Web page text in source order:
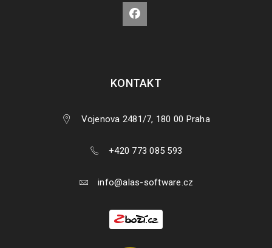
Instalace a aktivace Pinnacle Studio produktů
KONTAKT
Vojenova 2481/7, 180 00 Praha
+420 773 085 593
info@alas-software.cz